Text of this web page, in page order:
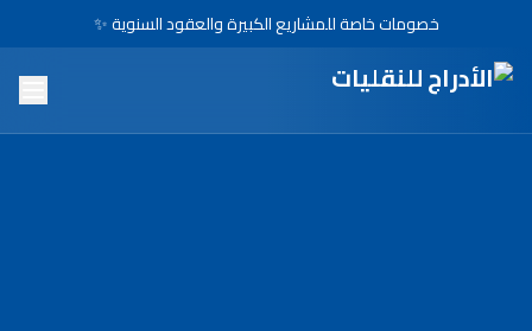
خصومات خاصة للمشاريع الكبيرة والعقود السنوية ✨